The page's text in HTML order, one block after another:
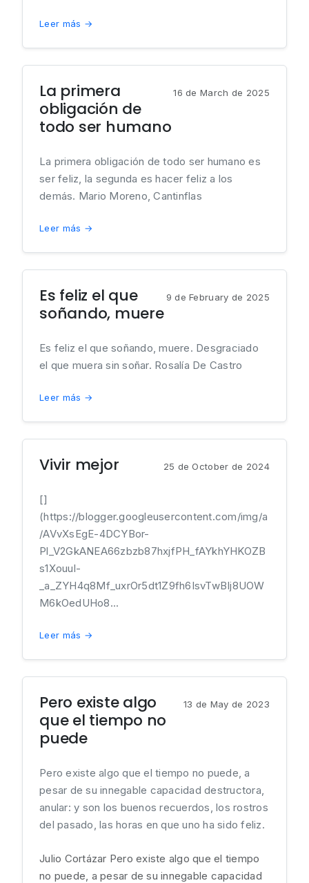
Leer más →
La primera
obligación de
todo ser humano
16 de March de 2025
La primera obligación de todo ser humano es
ser feliz, la segunda es hacer feliz a los
demás. Mario Moreno, Cantinflas
Leer más →
Es feliz el que
soñando, muere
9 de February de 2025
Es feliz el que soñando, muere. Desgraciado
el que muera sin soñar. Rosalía De Castro
Leer más →
Vivir mejor 25 de October de 2024
[]
(https://blogger.googleusercontent.com/img/a
/AVvXsEgE-4DCYBor-
Pl_V2GkANEA66zbzb87hxjfPH_fAYkhYHKOZB
s1Xouul-
_a_ZYH4q8Mf_uxrOr5dt1Z9fh6IsvTwBIj8UOW
M6kOedUHo8...
Leer más →
Pero existe algo
que el tiempo no
puede
13 de May de 2023
Pero existe algo que el tiempo no puede, a
pesar de su innegable capacidad destructora,
anular: y son los buenos recuerdos, los rostros
del pasado, las horas en que uno ha sido feliz.
Julio Cortázar Pero existe algo que el tiempo
no puede, a pesar de su innegable capacidad